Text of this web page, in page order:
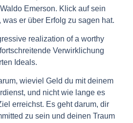
Emerson. Klick auf sein
was er über Erfolg zu sagen hat.
realization of a worthy
Verwirklichung
Ideals.
wieviel Geld du mit deinem
und nicht wie lange es
erreichst. Es geht darum, dir
zu sein und deinen Traum